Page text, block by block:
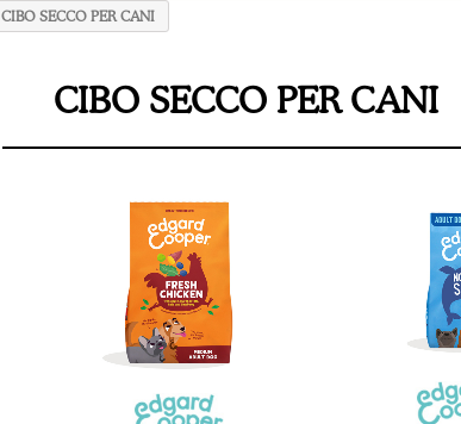
CIBO SECCO PER CANI
CIBO SECCO PER CANI